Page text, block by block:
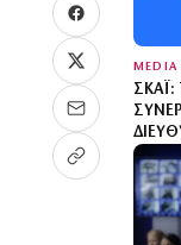
MEDIA
ΣΚΑΪ: